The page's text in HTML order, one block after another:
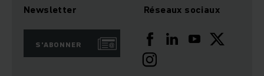
Newsletter
S'ABONNER
Réseaux sociaux